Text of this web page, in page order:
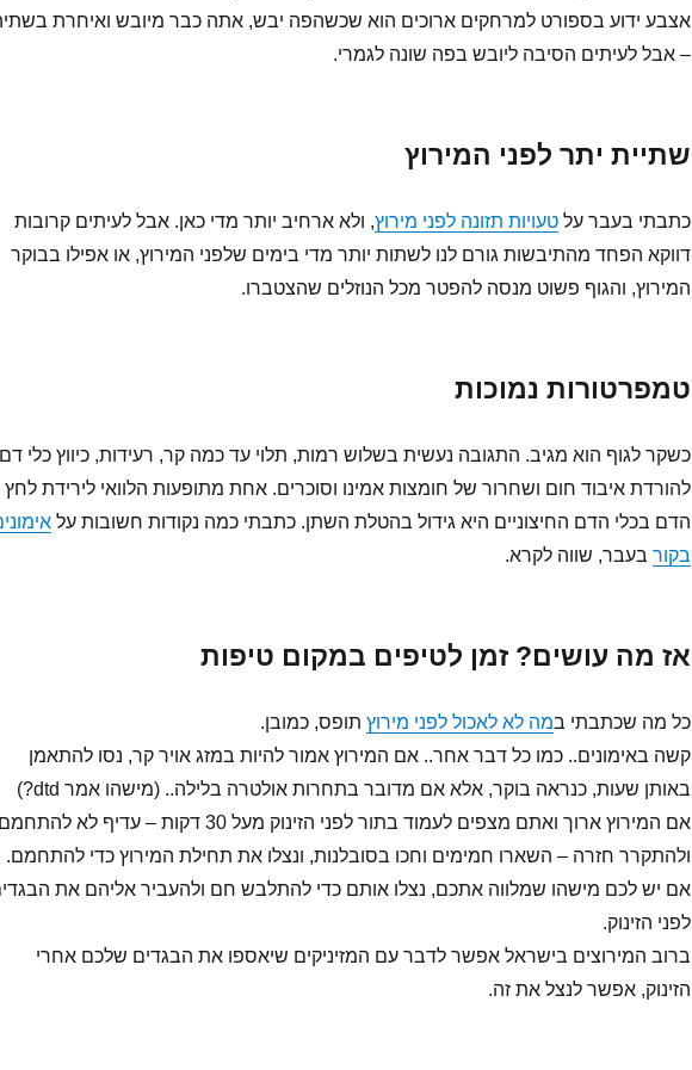
אצבע ידוע בספורט למרחקים ארוכים הוא שכשהפה יבש, אתה כבר מיובש ואיחרת
– אבל לעיתים הסיבה ליובש בפה שונה לגמרי.
שתיית יתר לפני המירוץ
כתבתי בעבר על טעויות תזונה לפני מירוץ, ולא ארחיב יותר מדי כאן. אבל לעיתים קרובות
דווקא הפחד מהתיבשות גורם לנו לשתות יותר מדי בימים שלפני המירוץ, או אפילו בבוקר
המירוץ, והגוף פשוט מנסה להפטר מכל הנוזלים שהצטברו.
טמפרטורות נמוכות
כשקר לגוף הוא מגיב. התגובה נעשית בשלוש רמות, תלוי עד כמה קר, רעידות, כיווץ כלי דם
להורדת איבוד חום ושחרור של חומצות אמינו וסוכרים. אחת מתופעות הלוואי לירידת לחץ
הדם בכלי הדם החיצוניים היא גידול בהטלת השתן. כתבתי כמה נקודות חשובות על
בקורבעבר, שווה לקרא.
אז מה עושים? זמן לטיפים במקום טיפות
כל מה שכתבתי במה לא לאכול לפני מירוץתופס, כמובן.
קשה באימונים.. כמו כל דבר אחר.. אם המירוץ אמור להיות במזג אויר קר, נסו להתאמן
באותן שעות, כנראה בוקר, אלא אם מדובר בתחרות אולטרה בלילה.. (מישהו אמר dtd?)
אם המירוץ ארוך ואתם מצפים לעמוד בתור לפני הזינוק מעל 30 דקות – עדיף לא
ולהתקרר חזרה – השארו חמימים וחכו בסובלנות, ונצלו את תחילת המירוץ כדי להתחמם.
אם יש לכם מישהו שמלווה אתכם, נצלו אותם כדי להתלבש חם ולהעביר אליהם את
לפני הזינוק.
ברוב המירוצים בישראל אפשר לדבר עם המזיניקים שיאספו את הבגדים שלכם אחרי
הזינוק, אפשר לנצל את זה.